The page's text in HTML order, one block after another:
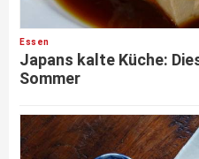
Essen
Japans kalte Küche:
Sommer